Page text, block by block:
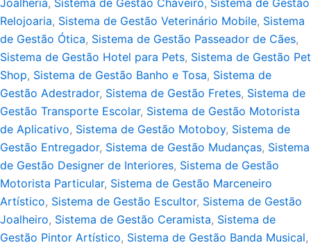
Joalheria, Sistema de Gestão Chaveiro, Sistema de Gestão
Relojoaria, Sistema de Gestão Veterinário Mobile, Sistema
de Gestão Ótica, Sistema de Gestão Passeador de Cães,
Sistema de Gestão Hotel para Pets, Sistema de Gestão Pet
Shop, Sistema de Gestão Banho e Tosa, Sistema de
Gestão Adestrador, Sistema de Gestão Fretes, Sistema de
Gestão Transporte Escolar, Sistema de Gestão Motorista
de Aplicativo, Sistema de Gestão Motoboy, Sistema de
Gestão Entregador, Sistema de Gestão Mudanças, Sistema
de Gestão Designer de Interiores, Sistema de Gestão
Motorista Particular, Sistema de Gestão Marceneiro
Artístico, Sistema de Gestão Escultor, Sistema de Gestão
Joalheiro, Sistema de Gestão Ceramista, Sistema de
Gestão Pintor Artístico, Sistema de Gestão Banda Musical,